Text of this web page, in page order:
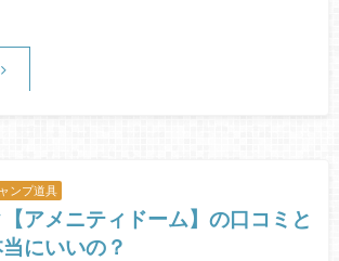
ンプ道具
アメニティドーム】の口コミと
にいいの？